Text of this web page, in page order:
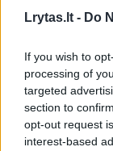
Lrytas.lt - Do
If you wish to
processing of
targeted
section to
opt-out request
interest-based
beržus